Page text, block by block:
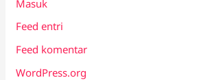
Masuk
Feed entri
Feed komentar
WordPress.org